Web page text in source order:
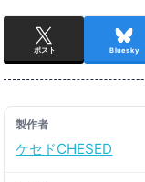
ポスト Bluesky
製作者
ケセドCHESED